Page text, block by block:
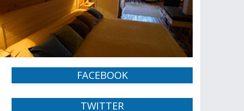
FACEBOOK
TWITTER